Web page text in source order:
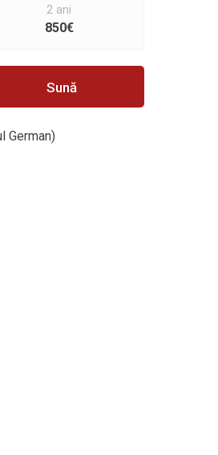
2 ani
850€
Sună
German)